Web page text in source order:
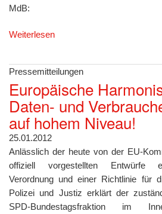
MdB:
Weiterlesen
Pressemitteilungen
Europäische
Daten- und
auf hohem Niveau!
25.01.2012
Anlässlich der heute von der EU-
offiziell vorgestellten Entwürfe
Verordnung und einer Richtlinie für
Polizei und Justiz erklärt der
SPD-Bundestagsfraktion im